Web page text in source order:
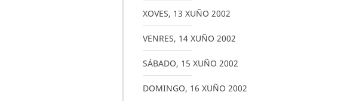
XOVES, 13 XUÑO 2002
VENRES, 14 XUÑO 2002
SÁBADO, 15 XUÑO 2002
DOMINGO, 16 XUÑO 2002